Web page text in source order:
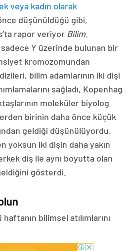
veya kadın olarak
düşünüldüğü gibi,
rapor veriyor Bilim.
Y üzerinde bulunan bir
kromozomundan
bilim adamlarının iki dişi
sağladı, Kopenhag
moleküler biyolog
birinin daha önce küçük
geldiği düşünülüyordu.
yoksun iki dişin daha yakın
diş ile aynı boyutta olan
gösterdi.
bilimsel atılımlarını